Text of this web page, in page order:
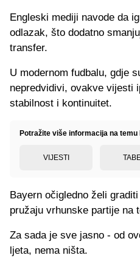
Engleski mediji navode da
odlazak, što dodatno
transfer.
U modernom fudbalu, gdje
nepredvidivi, ovakve vijesti
stabilnost i kontinuitet.
Potražite više informacija na temu
VIJESTI
Bayern očigledno želi
pružaju vrhunske partije na
Za sada je sve jasno - od
ljeta, nema ništa.